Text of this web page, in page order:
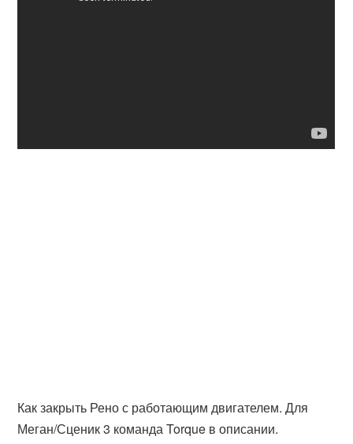
Как закрыть Рено с работающим двигателем. Для
Меган/Сценик 3 команда Torque в описании.